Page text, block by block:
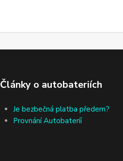
Články o autobateriích
Je bezbečná platba předem?
Provnání Autobateríí